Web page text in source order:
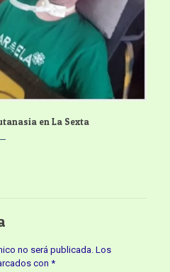
en La Sexta
no será publicada. Los
con *